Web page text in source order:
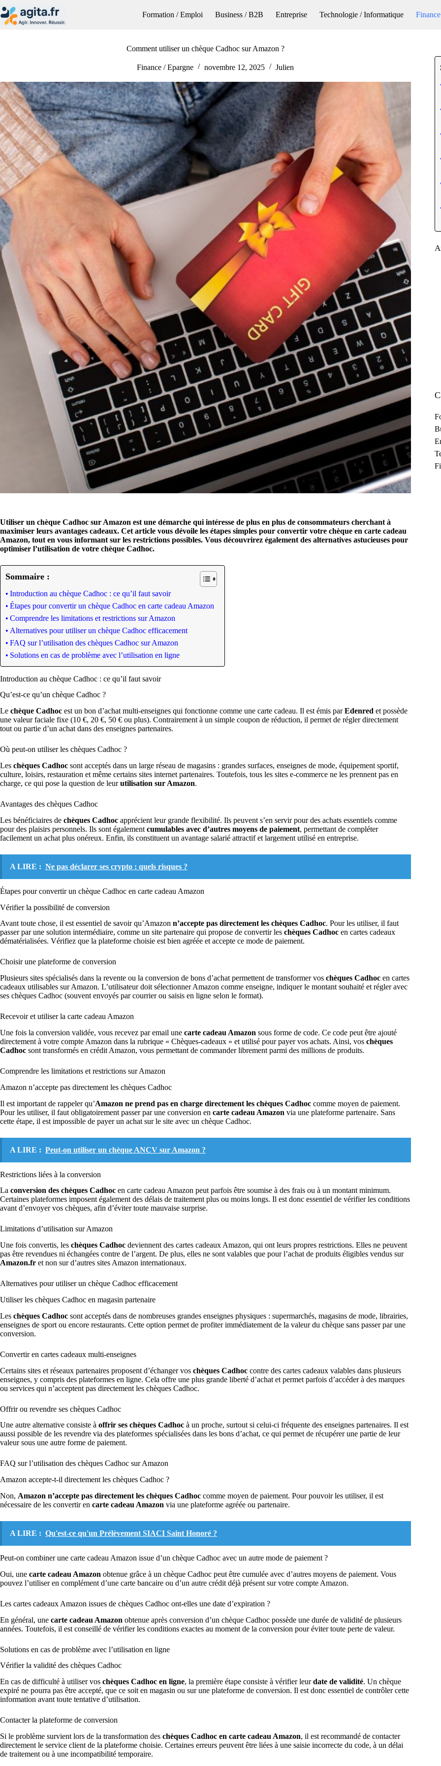
au
contenu
Formation / Emploi Business / B2B Entreprise Technologie / Informatique
Comment utiliser un chèque Cadhoc sur Amazon ?
Finance / Epargne novembre 12, 2025 Julien
Utiliser un chèque Cadhoc sur Amazon est une démarche qui intéresse de plus en plus de consommateurs cherchant à
maximiser leurs avantages cadeaux. Cet article vous dévoile les étapes simples pour convertir votre chèque en carte cadeau
Amazon, tout en vous informant sur les restrictions possibles. Vous découvrirez également des alternatives astucieuses pour
optimiser l’utilisation de votre chèque Cadhoc.
Sommaire :
Introduction au chèque Cadhoc : ce qu’il faut savoir
Étapes pour convertir un chèque Cadhoc en carte cadeau Amazon
Comprendre les limitations et restrictions sur Amazon
Alternatives pour utiliser un chèque Cadhoc efficacement
FAQ sur l’utilisation des chèques Cadhoc sur Amazon
Solutions en cas de problème avec l’utilisation en ligne
Introduction au chèque Cadhoc : ce qu’il faut savoir
Qu’est-ce qu’un chèque Cadhoc ?
Le chèque Cadhoc est un bon d’achat multi-enseignes qui fonctionne comme une carte cadeau. Il est émis parEdenred et possède
une valeur faciale fixe (10 €, 20 €, 50 € ou plus). Contrairement à un simple coupon de réduction, il permet de régler directement
tout ou partie d’un achat dans des enseignes partenaires.
Où peut-on utiliser les chèques Cadhoc ?
Les chèques Cadhoc sont acceptés dans un large réseau de magasins : grandes surfaces, enseignes de mode, équipement sportif,
culture, loisirs, restauration et même certains sites internet partenaires. Toutefois, tous les sites e-commerce ne les prennent pas en
charge, ce qui pose la question de leurutilisation sur Amazon.
Avantages des chèques Cadhoc
Les bénéficiaires de chèques Cadhoc apprécient leur grande flexibilité. Ils peuvent s’en servir pour des achats essentiels comme
pour des plaisirs personnels. Ils sont également cumulables avec d’autres moyens de paiement, permettant de compléter
facilement un achat plus onéreux. Enfin, ils constituent un avantage salarié attractif et largement utilisé en entreprise.
A LIRE : Ne pas déclarer ses crypto : quels risques ?
Étapes pour convertir un chèque Cadhoc en carte cadeau Amazon
Vérifier la possibilité de conversion
Avant toute chose, il est essentiel de savoir qu’Amazon n’accepte pas directement les chèques Cadhoc. Pour les utiliser, il faut
passer par une solution intermédiaire, comme un site partenaire qui propose de convertir les chèques Cadhoc en cartes cadeaux
dématérialisées. Vérifiez que la plateforme choisie est bien agréée et accepte ce mode de paiement.
Choisir une plateforme de conversion
Plusieurs sites spécialisés dans la revente ou la conversion de bons d’achat permettent de transformer vos chèques Cadhoc en cartes
cadeaux utilisables sur Amazon. L’utilisateur doit sélectionner Amazon comme enseigne, indiquer le montant souhaité et régler avec
ses chèques Cadhoc (souvent envoyés par courrier ou saisis en ligne selon le format).
Recevoir et utiliser la carte cadeau Amazon
Une fois la conversion validée, vous recevez par email une carte cadeau Amazon sous forme de code. Ce code peut être ajouté
directement à votre compte Amazon dans la rubrique « Chèques-cadeaux » et utilisé pour payer vos achats. Ainsi, vos chèques
Cadhoc sont transformés en crédit Amazon, vous permettant de commander librement parmi des millions de produits.
Comprendre les limitations et restrictions sur Amazon
Amazon n’accepte pas directement les chèques Cadhoc
Il est important de rappeler qu’Amazon ne prend pas en charge directement les chèques Cadhoc comme moyen de paiement.
Pour les utiliser, il faut obligatoirement passer par une conversion en carte cadeau Amazon via une plateforme partenaire. Sans
cette étape, il est impossible de payer un achat sur le site avec un chèque Cadhoc.
A LIRE : Peut-on utiliser un chèque ANCV sur Amazon ?
Restrictions liées à la conversion
La conversion des chèques Cadhoc en carte cadeau Amazon peut parfois être soumise à des frais ou à un montant minimum.
Certaines plateformes imposent également des délais de traitement plus ou moins longs. Il est donc essentiel de vérifier les conditions
avant d’envoyer vos chèques, afin d’éviter toute mauvaise surprise.
Limitations d’utilisation sur Amazon
Une fois convertis, les chèques Cadhoc deviennent des cartes cadeaux Amazon, qui ont leurs propres restrictions. Elles ne peuvent
pas être revendues ni échangées contre de l’argent. De plus, elles ne sont valables que pour l’achat de produits éligibles vendus sur
Amazon.fr et non sur d’autres sites Amazon internationaux.
Alternatives pour utiliser un chèque Cadhoc efficacement
Utiliser les chèques Cadhoc en magasin partenaire
Les chèques Cadhoc sont acceptés dans de nombreuses grandes enseignes physiques : supermarchés, magasins de mode, librairies,
enseignes de sport ou encore restaurants. Cette option permet de profiter immédiatement de la valeur du chèque sans passer par une
conversion.
Convertir en cartes cadeaux multi-enseignes
Certains sites et réseaux partenaires proposent d’échanger vos chèques Cadhoc contre des cartes cadeaux valables dans plusieurs
enseignes, y compris des plateformes en ligne. Cela offre une plus grande liberté d’achat et permet parfois d’accéder à des marques
ou services qui n’acceptent pas directement les chèques Cadhoc.
Offrir ou revendre ses chèques Cadhoc
Une autre alternative consiste à offrir ses chèques Cadhoc à un proche, surtout si celui-ci fréquente des enseignes partenaires. Il est
aussi possible de les revendre via des plateformes spécialisées dans les bons d’achat, ce qui permet de récupérer une partie de leur
valeur sous une autre forme de paiement.
FAQ sur l’utilisation des chèques Cadhoc sur Amazon
Amazon accepte-t-il directement les chèques Cadhoc ?
Non, Amazon n’accepte pas directement les chèques Cadhoc comme moyen de paiement. Pour pouvoir les utiliser, il est
nécessaire de les convertir en carte cadeau Amazon via une plateforme agréée ou partenaire.
A LIRE : Qu'est-ce qu'un Prélèvement SIACI Saint Honoré ?
Peut-on combiner une carte cadeau Amazon issue d’un chèque Cadhoc avec un autre mode de paiement ?
Oui, une carte cadeau Amazon obtenue grâce à un chèque Cadhoc peut être cumulée avec d’autres moyens de paiement. Vous
pouvez l’utiliser en complément d’une carte bancaire ou d’un autre crédit déjà présent sur votre compte Amazon.
Les cartes cadeaux Amazon issues de chèques Cadhoc ont-elles une date d’expiration ?
En général, une carte cadeau Amazon obtenue après conversion d’un chèque Cadhoc possède une durée de validité de plusieurs
années. Toutefois, il est conseillé de vérifier les conditions exactes au moment de la conversion pour éviter toute perte de valeur.
Solutions en cas de problème avec l’utilisation en ligne
Vérifier la validité des chèques Cadhoc
En cas de difficulté à utiliser vos chèques Cadhoc en ligne, la première étape consiste à vérifier leurdate de validité. Un chèque
expiré ne pourra pas être accepté, que ce soit en magasin ou sur une plateforme de conversion. Il est donc essentiel de contrôler cette
information avant toute tentative d’utilisation.
Contacter la plateforme de conversion
Si le problème survient lors de la transformation des chèques Cadhoc en carte cadeau Amazon, il est recommandé de contacter
directement le service client de la plateforme choisie. Certaines erreurs peuvent être liées à une saisie incorrecte du code, à un délai
de traitement ou à une incompatibilité temporaire.